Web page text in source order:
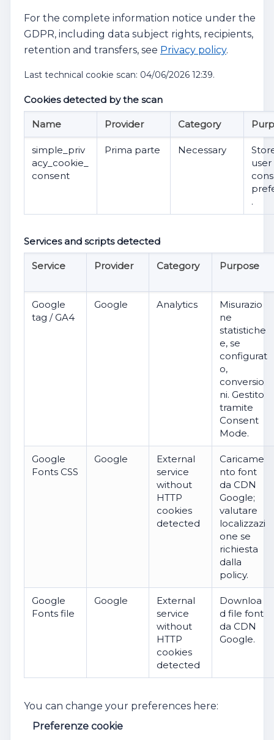
For the complete information notice under the
GDPR, including data subject rights, recipients,
retention and transfers, see Privacy policy.
Last technical cookie scan: 04/06/2026 12:39.
Cookies detected by the scan
Name Provider Category
simple_priv
acy_cookie_
consent
Prima parte Necessary
.
Services and scripts detected
Service Provider Category Purpose
Google
tag / GA4
Google Analytics
Misurazio
ne
statistiche
e, se
configurat
o,
conversio
ni. Gestito
tramite
Consent
Mode.
Google
Fonts CSS
Google
External
service
without
HTTP
cookies
detected
Caricame
nto font
da CDN
Google;
valutare
localizzazi
one se
richiesta
dalla
policy.
Google
Fonts file
Google
External
service
without
HTTP
cookies
detected
Downloa
d file font
da CDN
Google.
You can change your preferences here:
Preferenze cookie